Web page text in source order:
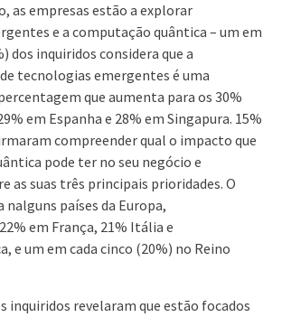
as empresas estão a explorar
e a computação quântica – um em
dos inquiridos considera que a
tecnologias emergentes é uma
que aumenta para os 30%
em Espanha e 28% em Singapura. 15%
compreender qual o impacto que
pode ter no seu negócio e
as suas três principais prioridades. O
países da Europa,
em França, 21% Itália e
e um em cada cinco (20%) no Reino
inquiridos revelaram que estão focados